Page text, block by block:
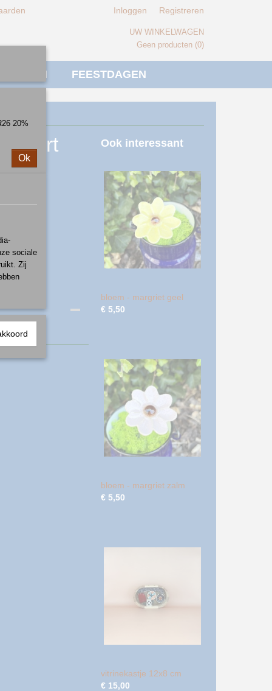
Inloggen Registreren
UW WINKELWAGEN
Geen producten (0)
FEESTDAGEN
Ook interessant
bloem - margriet geel
€ 5,50
bloem - margriet zalm
€ 5,50
vitrinekastje 12x8 cm
€ 15,00
20%
Ok
sociale
Zij